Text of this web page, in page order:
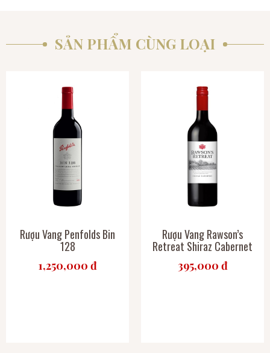
SẢN PHẨM CÙNG LOẠI
Rượu Vang Penfolds Bin
128
1,250,000 đ
Rượu Vang Rawson’s
Retreat Shiraz Cabernet
395,000 đ